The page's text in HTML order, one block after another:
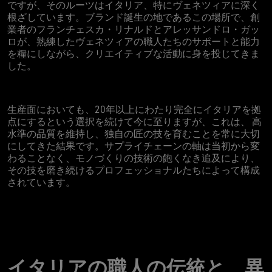
ですが、そのルーツはイタリア、特にヴェネツィアに深く
根ざしています。ブランド誕生の地であるこの場所で、創
業者のフランチェスカ・リナルドとアレッサンドロ・ガッ
ロが、熟練したヴェネツィアの職人たちのサポートと能力
を糧にしながら、クリエイティブな活動に身を投じてきま
した。
生産面においても、20年以上にわたり完全にイタリアを拠
点にするという選択を続けて今に至りますが、これは、 高
水準の品質を維持し、独自の匠の技を育むことを常に大切
にしてきた結果です。サプライチェーンの軸は当初から変
わることなく、モノづくりの技術の飽くなき追及により、
その技を磨き続けるプロフェッショナルたちによって構成
されています。
イタリアの職人の伝統と、異